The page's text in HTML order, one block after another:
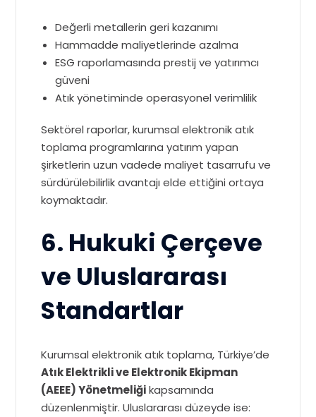
Değerli metallerin geri kazanımı
Hammadde maliyetlerinde azalma
ESG raporlamasında prestij ve yatırımcı
güveni
Atık yönetiminde operasyonel verimlilik
Sektörel raporlar, kurumsal elektronik atık
toplama programlarına yatırım yapan
şirketlerin uzun vadede maliyet tasarrufu ve
sürdürülebilirlik avantajı elde ettiğini ortaya
koymaktadır.
6. Hukuki Çerçeve
ve Uluslararası
Standartlar
Kurumsal elektronik atık toplama, Türkiye’de
Atık Elektrikli ve Elektronik Ekipman
(AEEE) Yönetmeliğikapsamında
düzenlenmiştir. Uluslararası düzeyde ise: